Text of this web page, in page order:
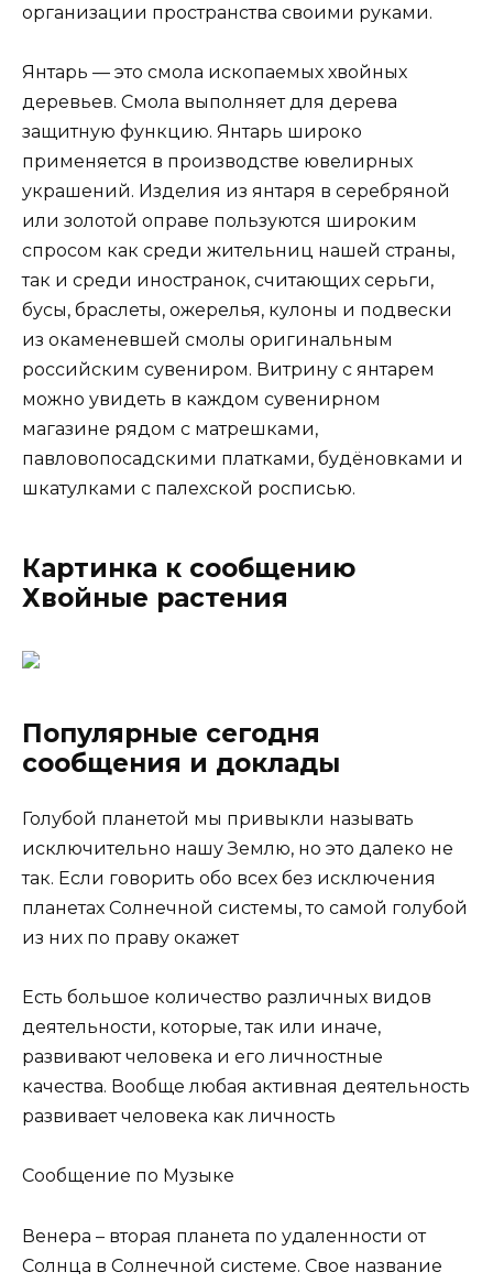
организации пространства своими руками.
Янтарь — это смола ископаемых хвойных
деревьев. Смола выполняет для дерева
защитную функцию. Янтарь широко
применяется в производстве ювелирных
украшений. Изделия из янтаря в серебряной
или золотой оправе пользуются широким
спросом как среди жительниц нашей страны,
так и среди иностранок, считающих серьги,
бусы, браслеты, ожерелья, кулоны и подвески
из окаменевшей смолы оригинальным
российским сувениром. Витрину с янтарем
можно увидеть в каждом сувенирном
магазине рядом с матрешками,
павловопосадскими платками, будёновками и
шкатулками с палехской росписью.
Картинка к сообщению
Хвойные растения
Популярные сегодня
сообщения и доклады
Голубой планетой мы привыкли называть
исключительно нашу Землю, но это далеко не
так. Если говорить обо всех без исключения
планетах Солнечной системы, то самой голубой
из них по праву окажет
Есть большое количество различных видов
деятельности, которые, так или иначе,
развивают человека и его личностные
качества. Вообще любая активная деятельность
развивает человека как личность
Сообщение по Музыке
Венера – вторая планета по удаленности от
Солнца в Солнечной системе. Свое название